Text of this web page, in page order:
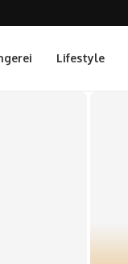
Lifestyle